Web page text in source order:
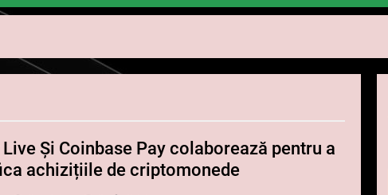
Și Coinbase Pay colaborează pentru a
achizițiile de criptomonede